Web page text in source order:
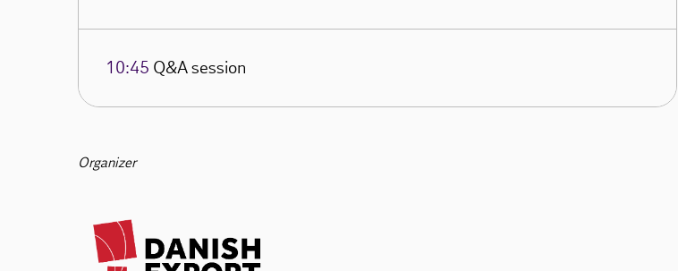
10:45 Q&A session
Organizer